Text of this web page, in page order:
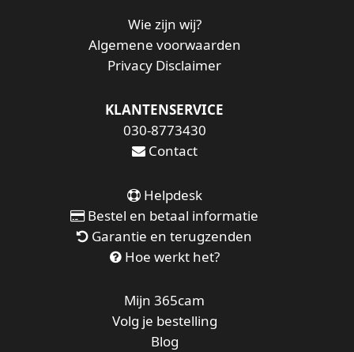
Wie zijn wij?
Algemene voorwaarden
Privacy Disclaimer
KLANTENSERVICE
030-8773430
Contact
Helpdesk
Bestel en betaal informatie
Garantie en terugzenden
Hoe werkt het?
Mijn 365cam
Volg je bestelling
Blog